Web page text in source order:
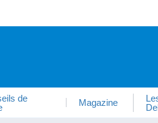
de
Magazine